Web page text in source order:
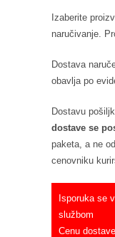
Izaberite
naručivanje.
Dostava
obavlja po
Dostavu
dostave se
paketa, a ne
cenovniku
Isporuka se
službom
Cenu